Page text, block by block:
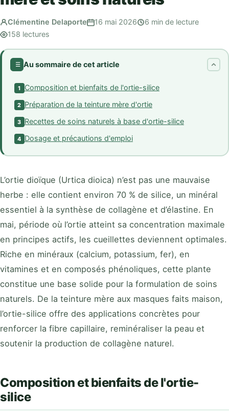
Clémentine Delaporte 16 mai 2026
6 min de lecture
158 lectures
Au sommaire de cet article
1 Composition et bienfaits de l'ortie-silice
2 Préparation de la teinture mère d'ortie
3 Recettes de soins naturels à base d'ortie-silice
4 Dosage et précautions d'emploi
L’ortie dioïque (Urtica dioica) n’est pas une mauvaise
herbe : elle contient environ 70 % de silice, un minéral
essentiel à la synthèse de collagène et d’élastine. En
mai, période où l’ortie atteint sa concentration maximale
en principes actifs, les cueillettes deviennent optimales.
Riche en minéraux (calcium, potassium, fer), en
vitamines et en composés phénoliques, cette plante
constitue une base solide pour la formulation de soins
naturels. De la teinture mère aux masques faits maison,
l’ortie-silice offre des applications concrètes pour
renforcer la fibre capillaire, reminéraliser la peau et
soutenir la production de collagène naturel.
Composition et bienfaits de l'ortie-
silice